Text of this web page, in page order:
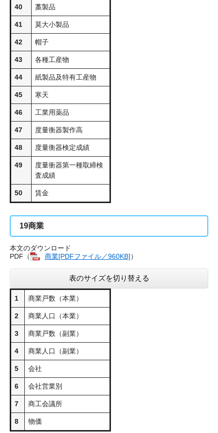
40 藁製品
41 莫大小製品
42 帽子
43 各種工産物
44 紙製品及特有工産物
45 寒天
46 工業用薬品
47 度量衡器製作高
48 度量衡器検定成績
49
度量衝器第一種取締検
査成績
50 賃金
19商業
本文のダウンロード
PDF（
商業[PDFファイル／960KB]）
表のサイズを切り替える
1 商業戸数（本業）
2 商業人口（本業）
3 商業戸数（副業）
4 商業人口（副業）
5 会社
6 会社営業別
7 商工会議所
8 物価